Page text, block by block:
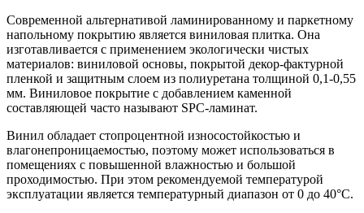
Современной альтернативой ламинированному и паркетному
напольному покрытию является виниловая плитка. Она
изготавливается с применением экологически чистых
материалов: виниловой основы, покрытой декор-фактурной
пленкой и защитным слоем из полиуретана толщиной 0,1-0,55
мм. Виниловое покрытие с добавлением каменной
составляющей часто называют SPC-ламинат.
Винил обладает стопроцентной износостойкостью и
влагонепроницаемостью, поэтому может использоваться в
помещениях с повышенной влажностью и большой
проходимостью. При этом рекомендуемой температурой
эксплуатации является температурный диапазон от 0 до 40°С.